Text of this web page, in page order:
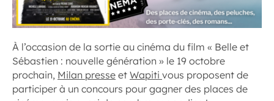
À l’occasion de la sortie au cinéma du film « Belle et
Sébastien : nouvelle génération » le 19 octobre
prochain, Milan presse et Wapiti vous proposent de
participer à un concours pour gagner des places de